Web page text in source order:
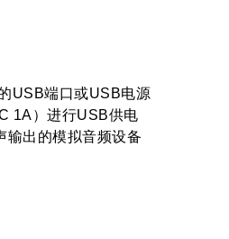
USB端口或USB电源
1A）进行USB供电
输出的模拟音频设备